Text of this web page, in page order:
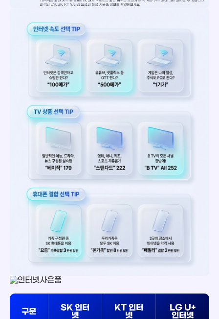
구분
SK 인터
넷
KT 인터
넷
LG U+
인터넷